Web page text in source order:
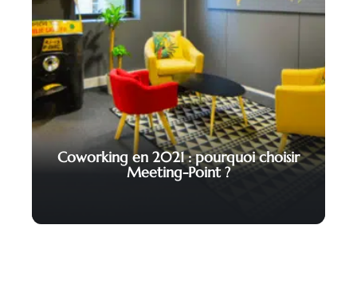
Coworking en 2021 : pourquoi choisir
Meeting-Point ?